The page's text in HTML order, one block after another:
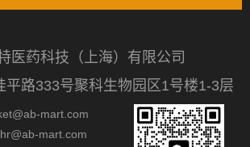
医药科技（上海）有限公司
平路333号聚科生物园区1号楼1-3层
mart.com
mart.com